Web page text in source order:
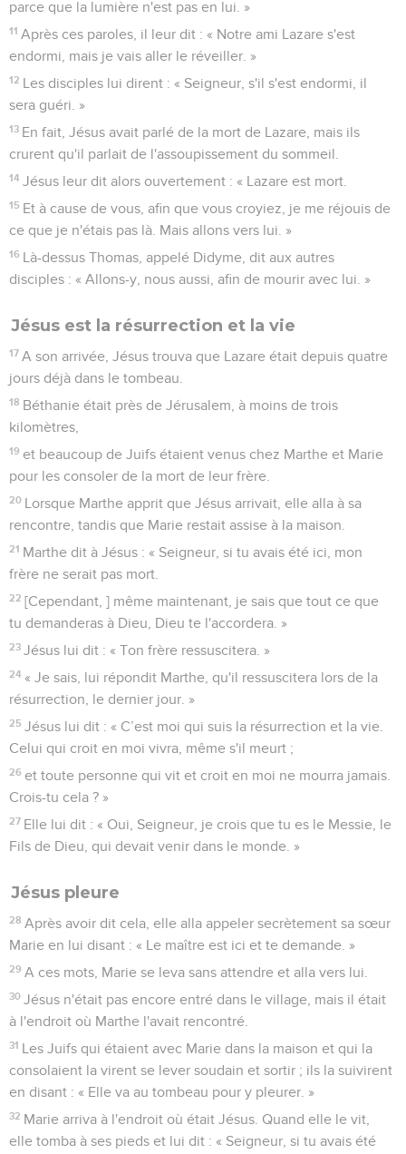
parce que la lumière n'est pas en lui. »
11 Après ces paroles, il leur dit : « Notre ami Lazare s'est
endormi, mais je vais aller le réveiller. »
12 Les disciples lui dirent : « Seigneur, s'il s'est endormi, il
sera guéri. »
13 En fait, Jésus avait parlé de la mort de Lazare, mais ils
crurent qu'il parlait de l'assoupissement du sommeil.
14 Jésus leur dit alors ouvertement : « Lazare est mort.
15 Et à cause de vous, afin que vous croyiez, je me réjouis de
ce que je n'étais pas là. Mais allons vers lui. »
16 Là-dessus Thomas, appelé Didyme, dit aux autres
disciples : « Allons-y, nous aussi, afin de mourir avec lui. »
Jésus est la résurrection et la vie
17 A son arrivée, Jésus trouva que Lazare était depuis quatre
jours déjà dans le tombeau.
18 Béthanie était près de Jérusalem, à moins de trois
kilomètres,
19 et beaucoup de Juifs étaient venus chez Marthe et Marie
pour les consoler de la mort de leur frère.
20 Lorsque Marthe apprit que Jésus arrivait, elle alla à sa
rencontre, tandis que Marie restait assise à la maison.
21 Marthe dit à Jésus : « Seigneur, si tu avais été ici, mon
frère ne serait pas mort.
22 [Cependant, ] même maintenant, je sais que tout ce que
tu demanderas à Dieu, Dieu te l'accordera. »
23 Jésus lui dit : « Ton frère ressuscitera. »
24 « Je sais, lui répondit Marthe, qu'il ressuscitera lors de la
résurrection, le dernier jour. »
25 Jésus lui dit : « C’est moi qui suis la résurrection et la vie.
Celui qui croit en moi vivra, même s'il meurt ;
26 et toute personne qui vit et croit en moi ne mourra jamais.
Crois-tu cela ? »
27 Elle lui dit : « Oui, Seigneur, je crois que tu es le Messie, le
Fils de Dieu, qui devait venir dans le monde. »
Jésus pleure
28 Après avoir dit cela, elle alla appeler secrètement sa sœur
Marie en lui disant : « Le maître est ici et te demande. »
29 A ces mots, Marie se leva sans attendre et alla vers lui.
30 Jésus n'était pas encore entré dans le village, mais il était
à l'endroit où Marthe l'avait rencontré.
31 Les Juifs qui étaient avec Marie dans la maison et qui la
consolaient la virent se lever soudain et sortir ; ils la suivirent
en disant : « Elle va au tombeau pour y pleurer. »
32 Marie arriva à l'endroit où était Jésus. Quand elle le vit,
elle tomba à ses pieds et lui dit : « Seigneur, si tu avais été